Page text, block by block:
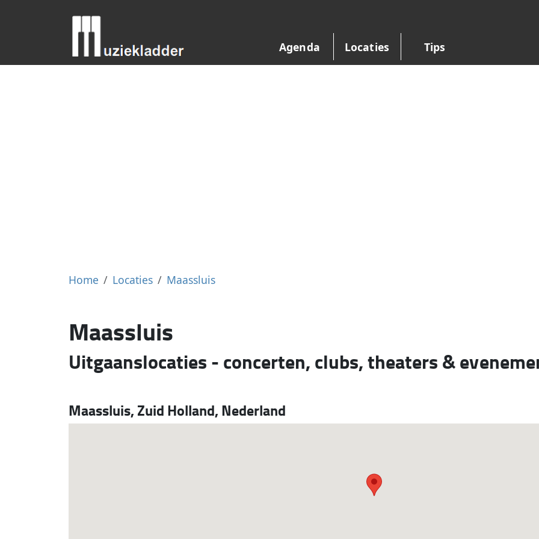
Agenda Locaties Tips
Home Locaties Maassluis
Maassluis
Uitgaanslocaties - concerten, clubs, theaters &
Maassluis, Zuid Holland, Nederland